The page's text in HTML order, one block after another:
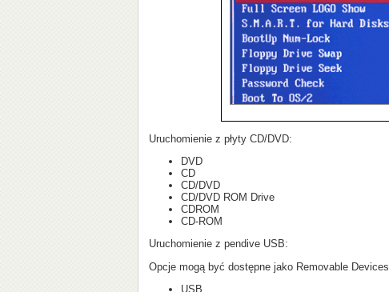
Uruchomienie z płyty CD/DVD:
DVD
CD
CD/DVD
CD/DVD ROM Drive
CDROM
CD-ROM
Uruchomienie z pendive USB:
Opcje mogą być dostępne jako Removable Devices
USB